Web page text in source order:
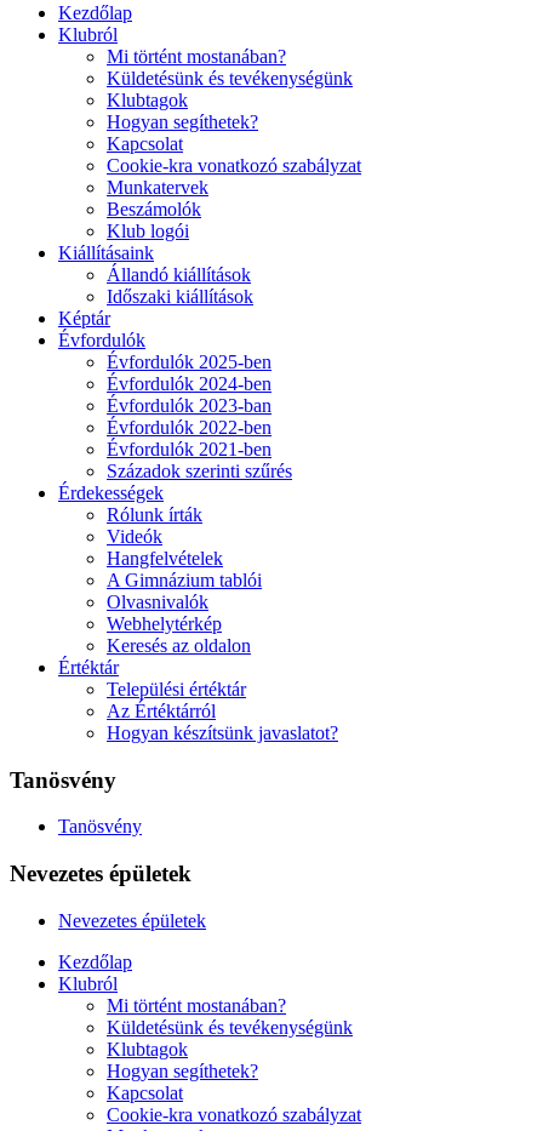
Kezdőlap
Klubról
Mi történt mostanában?
Küldetésünk és tevékenységünk
Klubtagok
Hogyan segíthetek?
Kapcsolat
Cookie-kra vonatkozó szabályzat
Munkatervek
Beszámolók
Klub logói
Kiállításaink
Állandó kiállítások
Időszaki kiállítások
Képtár
Évfordulók
Évfordulók 2025-ben
Évfordulók 2024-ben
Évfordulók 2023-ban
Évfordulók 2022-ben
Évfordulók 2021-ben
Századok szerinti szűrés
Érdekességek
Rólunk írták
Videók
Hangfelvételek
A Gimnázium tablói
Olvasnivalók
Webhelytérkép
Keresés az oldalon
Értéktár
Települési értéktár
Az Értéktárról
Hogyan készítsünk javaslatot?
Tanösvény
Tanösvény
Nevezetes épületek
Nevezetes épületek
Kezdőlap
Klubról
Mi történt mostanában?
Küldetésünk és tevékenységünk
Klubtagok
Hogyan segíthetek?
Kapcsolat
Cookie-kra vonatkozó szabályzat